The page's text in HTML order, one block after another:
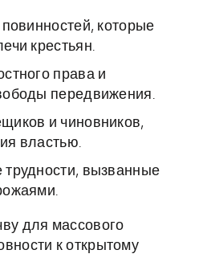
которые
крестьян.
права и
передвижения.
и чиновников,
властью.
трудности, вызванные
для массового
к открытому